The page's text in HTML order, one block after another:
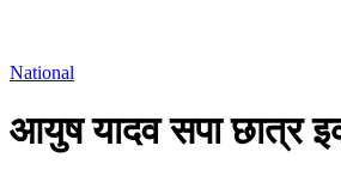
National
आयुष यादव सपा छात्र